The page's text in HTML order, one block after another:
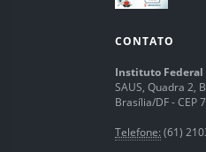
CONTATO
Instituto Federal
SAUS, Quadra 2,
Brasília/DF - CEP
Telefone: (61)